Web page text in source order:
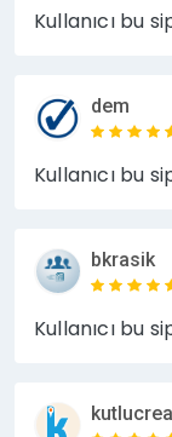
Sitenizin
ÖNEMLİ
Link
Kullanıcı bu
dem
Kullanıcı bu
bkrasik
Kullanıcı bu